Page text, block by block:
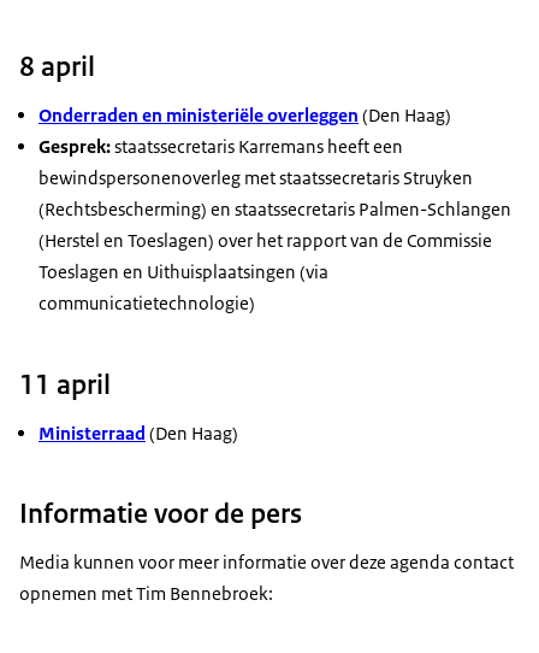
8 april
Onderraden en ministeriële overleggen (Den Haag)
Gesprek:staatssecretaris Karremans heeft een
bewindspersonenoverleg met staatssecretaris Struyken
(Rechtsbescherming) en staatssecretaris Palmen-Schlangen
(Herstel en Toeslagen) over het rapport van de Commissie
Toeslagen en Uithuisplaatsingen (via
communicatietechnologie)
11 april
Ministerraad (Den Haag)
Informatie voor de pers
Media kunnen voor meer informatie over deze agenda contact
opnemen met Tim Bennebroek: